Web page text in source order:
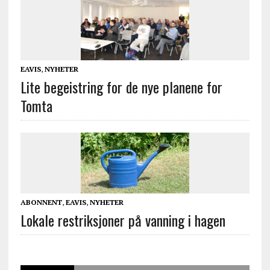
EAVIS, NYHETER
Lite begeistring for de nye planene for
Tomta
ABONNENT, EAVIS, NYHETER
Lokale restriksjoner på vanning i hagen